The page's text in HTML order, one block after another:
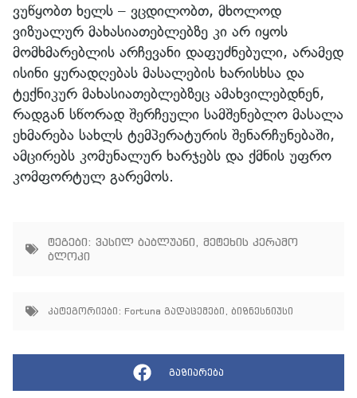
ვუწყობთ ხელს – ვცდილობთ, მხოლოდ
ვიზუალურ მახასიათებლებზე კი არ იყოს
მომხმარებლის არჩევანი დაფუძნებული, არამედ
ისინი ყურადღებას მასალების ხარისხსა და
ტექნიკურ მახასიათებლებზეც ამახვილებდნენ,
რადგან სწორად შერჩეული სამშენებლო მასალა
ეხმარება სახლს ტემპერატურის შენარჩუნებაში,
ამცირებს კომუნალურ ხარჯებს და ქმნის უფრო
კომფორტულ გარემოს.
ტეგები: ვასილ ბაბლუანი, მეტეხის კერამო
ბლოკი
კატეგორიები: Fortuna გადაცემები , ბიზნესნიუსი
გაზიარება